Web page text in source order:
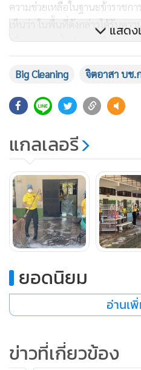
ความช่วยเหลือในฐานะข้าราชก
เห็นว่า ในพื้นที่ดังกล่าวได้รับควา
เนื่องจากถูกน้ำท่วมมาเป็นเวลา
ช่วยเหลือทำความสะอาดปรับป
เด็กนักเรียนในพื้นที่ ขณะเดียวกั
ประกอบอาหารเลี้ยงชาวบ้านในพื้
ให้ความช่วยเหลือ นางวรรณี รัต
ป่วยติดเตียง ชาวบ้านในพื้นที่ที่บ้
น้ำท่วม โดยได้ซ่อมแซมบ้านพัก
ตามปกติ และมอบอุปกรณ์เครื่อ
ขณะเดียวกัน พล.ต.ต.ศารุติ ยังไ
จำนวน 6 นาย ประกอบด้วย 1.
ผบ.หมู่ กก.1 บก.ปคม. 2. ร.ต.อ.วิเ
บก.ปคม. 3. พ.ต.ต.ณวพณ เดชพ
พ.ต.ต.ศักดิ์สิทธิ์ ทาวะรมย์ สว.ก
บุญเพ็ง รอง สว.กก.6 บก.ปคม.
โรงเรียนเพื่อให้ความช่วยเหลือแ
แสดง
Big Cleaning จิตอาสา บช.
แกลเลอรี
ยอดนิยม
อ่านเ
ข่าวที่เกี่ยวข้อง